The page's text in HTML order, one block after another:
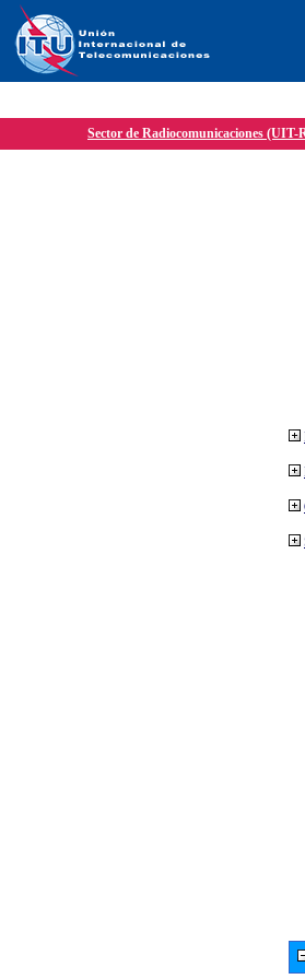
Sector de Radiocomunicaciones (UIT-